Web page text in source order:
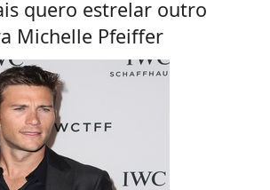
quero estrelar outro
Michelle Pfeiffer